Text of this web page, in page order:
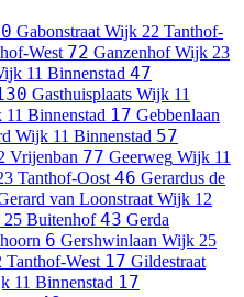
Gabonstraat Wijk 22 Tanthof-
West 72 Ganzenhof Wijk 23
11 Binnenstad 47
Gasthuisplaats Wijk 11
11 Binnenstad 17 Gebbenlaan
Wijk 11 Binnenstad 57
Vrijenban 77 Geerweg Wijk 11
Tanthof-Oost 46 Gerardus de
van Loonstraat Wijk 12
Buitenhof 43 Gerda
6 Gershwinlaan Wijk 25
Tanthof-West 17 Gildestraat
11 Binnenstad 17